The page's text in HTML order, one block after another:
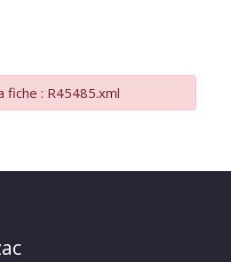
: R45485.xml